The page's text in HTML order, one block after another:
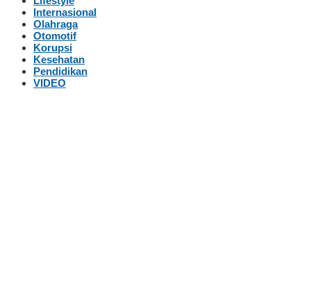
Internasional
Olahraga
Otomotif
Korupsi
Kesehatan
Pendidikan
VIDEO